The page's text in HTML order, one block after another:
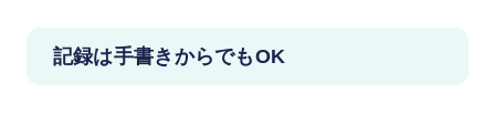
記録は手書きからでもOK